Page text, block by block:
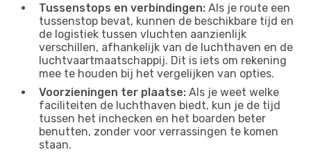
Tussenstops en verbindingen: Als je route een
tussenstop bevat, kunnen de beschikbare tijd en
de logistiek tussen vluchten aanzienlijk
verschillen, afhankelijk van de luchthaven en de
luchtvaartmaatschappij. Dit is iets om rekening
mee te houden bij het vergelijken van opties.
Voorzieningen ter plaatse: Als je weet welke
faciliteiten de luchthaven biedt, kun je de tijd
tussen het inchecken en het boarden beter
benutten, zonder voor verrassingen te komen
staan.